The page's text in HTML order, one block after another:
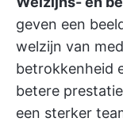
geven een
welzijn van
betrokkenheid
betere
een sterker